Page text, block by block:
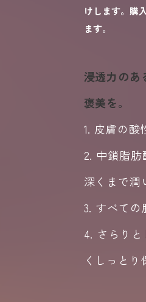
けします。購
ます。
浸透力のあ
褒美を。
1. 皮膚の酸
2. 中鎖脂
深くまで潤
3. すべての
4. さらり
くしっとり